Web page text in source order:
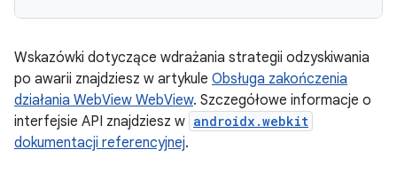
Wskazówki dotyczące wdrażania strategii odzyskiwania
po awarii znajdziesz w artykule Obsługa zakończenia
działania WebView WebView. Szczegółowe informacje o
interfejsie API znajdziesz w androidx.webkit
dokumentacji referencyjnej.